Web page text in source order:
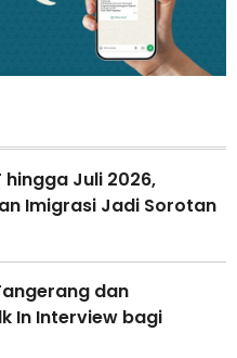
hingga Juli 2026,
Imigrasi Jadi Sorotan
dan
In Interview bagi